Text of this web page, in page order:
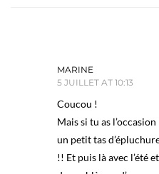
MARINE
5 JUILLET AT 10:13
Coucou !
Mais si tu as
un petit tas
!! Et puis là avec l’été